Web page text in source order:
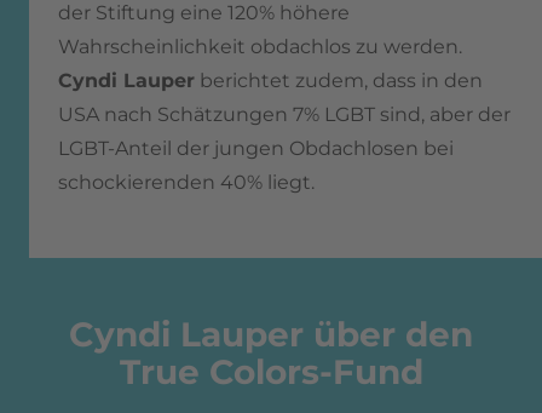
der Stiftung eine 120% höhere
Wahrscheinlichkeit obdachlos zu werden.
Cyndi Lauper berichtet zudem, dass in den
USA nach Schätzungen 7% LGBT sind, aber der
LGBT-Anteil der jungen Obdachlosen bei
schockierenden 40% liegt.
Cyndi Lauper über den
True Colors-Fund